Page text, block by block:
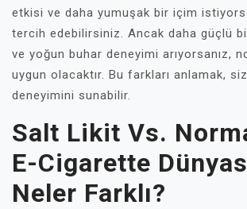
etkisi ve daha yumuşak bir içim
tercih edebilirsiniz. Ancak daha güçlü
ve yoğun buhar deneyimi arıyorsanız,
uygun olacaktır. Bu farkları anlamak,
deneyimini sunabilir.
Salt Likit Vs.
E-Cigarette
Neler Farklı?